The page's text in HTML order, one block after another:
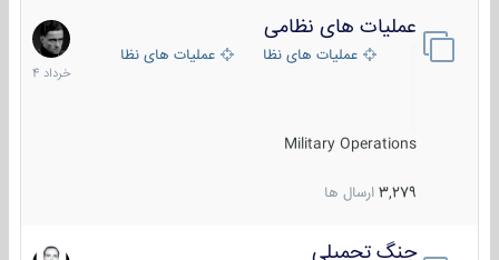
عملیات های نظامی
عملیات های نظامی ایرانعملیات های نظامی خارجی
Military Operations
3,279 ارسال ها
5
خرداد
1404
جنگ تحمیلی
20